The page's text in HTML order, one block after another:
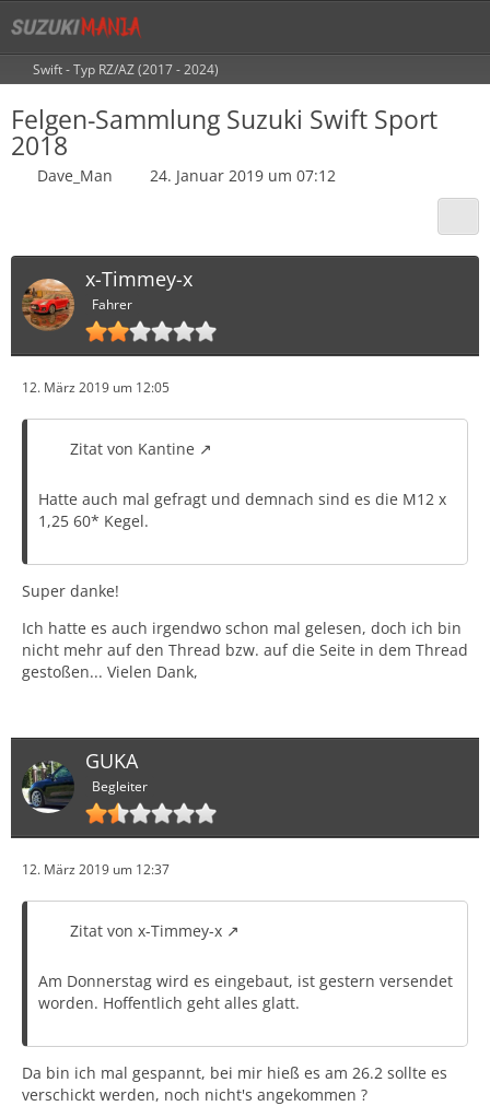
Swift - Typ RZ/AZ (2017 - 2024)
Felgen-Sammlung Suzuki Swift Sport
2018
Dave_Man 24. Januar 2019 um 07:12
x-Timmey-x
Fahrer
12. März 2019 um 12:05
Zitat von Kantine
Hatte auch mal gefragt und demnach sind es die M12 x
1,25 60* Kegel.
Super danke!
Ich hatte es auch irgendwo schon mal gelesen, doch ich bin
nicht mehr auf den Thread bzw. auf die Seite in dem Thread
gestoßen... Vielen Dank,
GUKA
Begleiter
12. März 2019 um 12:37
Zitat von x-Timmey-x
Am Donnerstag wird es eingebaut, ist gestern versendet
worden. Hoffentlich geht alles glatt.
Da bin ich mal gespannt, bei mir hieß es am 26.2 sollte es
verschickt werden, noch nicht's angekommen ?